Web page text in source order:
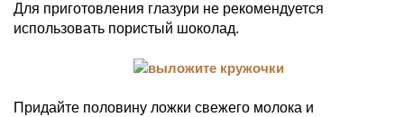
Для приготовления глазури не рекомендуется
использовать пористый шоколад.
Придайте половину ложки свежего молока и